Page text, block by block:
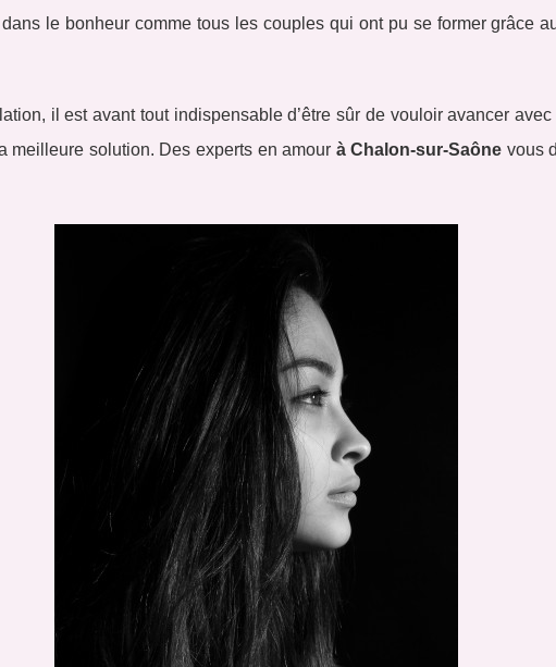
le bonheur comme tous les couples qui ont pu se former grâce
il est avant tout indispensable d’être sûr de vouloir avancer
meilleure solution. Des experts en amour à Chalon-sur-Saône vous